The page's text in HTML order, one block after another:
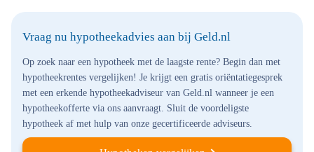
Vraag nu hypotheekadvies aan bij Geld.nl
Op zoek naar een hypotheek met de laagste rente? Begin dan met
hypotheekrentes vergelijken! Je krijgt een gratis oriëntatiegesprek
met een erkende hypotheekadviseur van Geld.nl wanneer je een
hypotheekofferte via ons aanvraagt. Sluit de voordeligste
hypotheek af met hulp van onze gecertificeerde adviseurs.